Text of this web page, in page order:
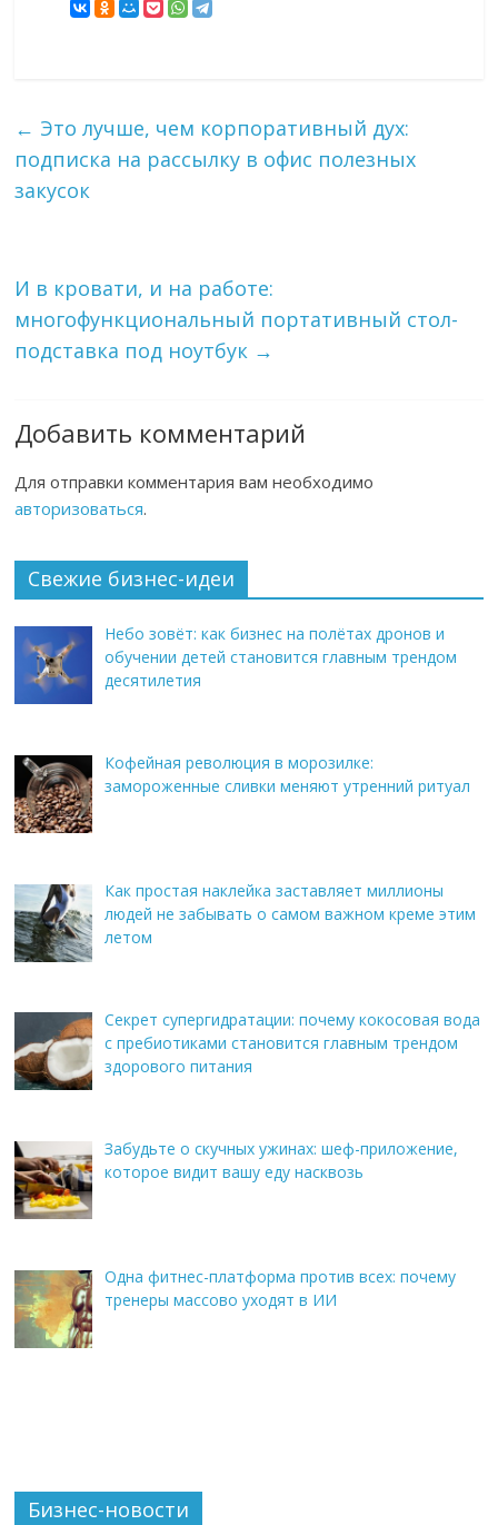
← Это лучше, чем корпоративный дух:
подписка на рассылку в офис полезных
закусок
И в кровати, и на работе:
многофункциональный портативный стол-
подставка под ноутбук →
Добавить комментарий
Для отправки комментария вам необходимо
авторизоваться.
Свежие бизнес-идеи
Небо зовёт: как бизнес на полётах дронов и
обучении детей становится главным трендом
десятилетия
Кофейная революция в морозилке:
замороженные сливки меняют утренний ритуал
Как простая наклейка заставляет миллионы
людей не забывать о самом важном креме этим
летом
Секрет супергидратации: почему кокосовая вода
с пребиотиками становится главным трендом
здорового питания
Забудьте о скучных ужинах: шеф-приложение,
которое видит вашу еду насквозь
Одна фитнес-платформа против всех: почему
тренеры массово уходят в ИИ
Бизнес-новости